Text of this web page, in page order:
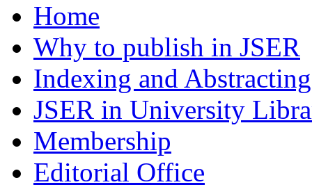
Home
Why to publish in JSER
Indexing and Abstracting
JSER in University
Membership
Editorial Office